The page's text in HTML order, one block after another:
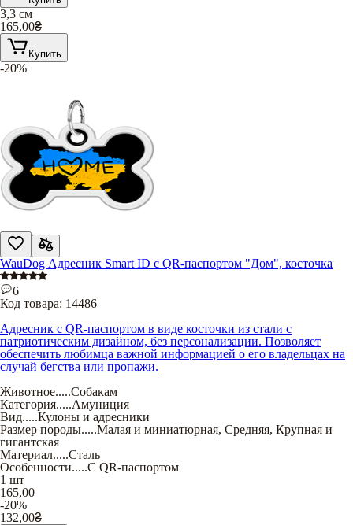
3,3 см
165,00₴
Купить
-20%
WauDog Адресник Smart ID с QR-паспортом "Дом", косточка
6
Код товара: 14486
Адресник с QR-паспортом в виде косточки из стали с
патриотическим дизайном, без персонализации. Позволяет
обеспечить любимца важной информацией о его владельцах на
случай бегства или пропажи.
Животное.....Собакам
Категория.....Амуниция
Вид.....Кулоны и адресники
Размер породы.....Малая и миниатюрная, Средняя, Крупная и
гигантская
Материал.....Сталь
Особенности.....С QR-паспортом
1 шт
165,00
-20%
132,00₴